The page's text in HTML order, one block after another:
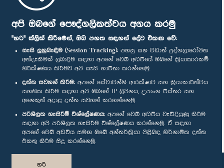
අපි ඔබගේ පෞද්ගලිකත්වය අගය කරමු
"හරි" ක්ලික් කිරීමෙන්, ඔබ පහත සඳහන් දේට එකඟ වේ:
සැසි ලුහුබැඳීම (Session Tracking): පහසු සහ වඩාත් පුද්ගලාරෝපිත
අත්දැකීමක් ලබාදීම සඳහා අපගේ වෙබ් අඩවියේ ඔබගේ ක්‍රියාකාරකම්
නිරීක්ෂණය කිරීමට අපි සැසි භාවිතා කරන්නෙමු.
දත්ත සටහන් කිරීම: අපගේ සේවාවන්හි ආරක්ෂාව සහ ක්‍රියාකාරීත්වය
සහතික කිරීම සඳහා අපි ඔබගේ IP ලිපිනය, උපාංග විස්තර සහ
අනෙකුත් අදාළ දත්ත සටහන් කරගන්නෙමු.
පරිශීලක හැසිරීම් විශ්ලේෂණය: අපගේ වෙබ් අඩවිය වැඩිදියුණු කිරීම
සඳහා අපි පරිශීලක හැසිරීම විශ්ලේෂණය කරන්නෙමු. ඒ සඳහා
අපගේ වෙබ් අඩවිය සමඟ ඔබේ අන්තර්ක්‍රියා පිළිබඳ නිර්නාමික දත්ත
එකතු කිරීම සිදු කරන්නෙමු.
හරි
පාර්ලිමේන්තු ජංගම යෙදුම
අප හා සම්බන්ධ වී සිටින්න :
සම්මාන
පෞද්ගලිකත්ව ප්‍රතිපත්තිය